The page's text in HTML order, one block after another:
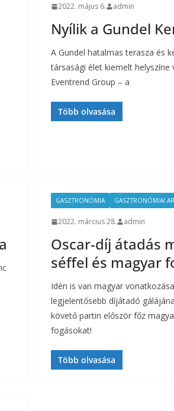
2022. május 6. admin
Nyílik a Gundel
A Gundel hatalmas terasza és
társasági élet kiemelt helyszíne
Eventrend Group – a
Több olvasása
GASZTRONÓMIA GASZTRONÓMIAI
2022. március 28. admin
Oscar-díj átadás
séffel és magyar
Idén is van magyar
legjelentősebb díjátadó
követő partin először főz
fogásokat!
Több olvasása